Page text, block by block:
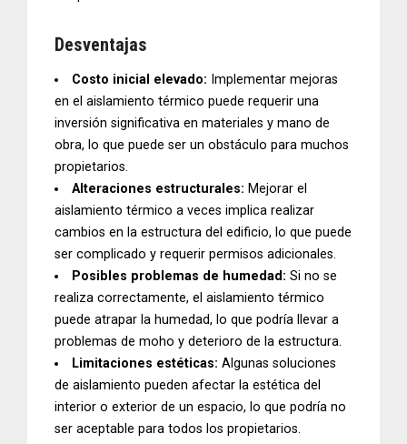
Desventajas
Costo inicial elevado: Implementar mejoras
en el aislamiento térmico puede requerir una
inversión significativa en materiales y mano de
obra, lo que puede ser un obstáculo para muchos
propietarios.
Alteraciones estructurales: Mejorar el
aislamiento térmico a veces implica realizar
cambios en la estructura del edificio, lo que puede
ser complicado y requerir permisos adicionales.
Posibles problemas de humedad: Si no se
realiza correctamente, el aislamiento térmico
puede atrapar la humedad, lo que podría llevar a
problemas de moho y deterioro de la estructura.
Limitaciones estéticas: Algunas soluciones
de aislamiento pueden afectar la estética del
interior o exterior de un espacio, lo que podría no
ser aceptable para todos los propietarios.